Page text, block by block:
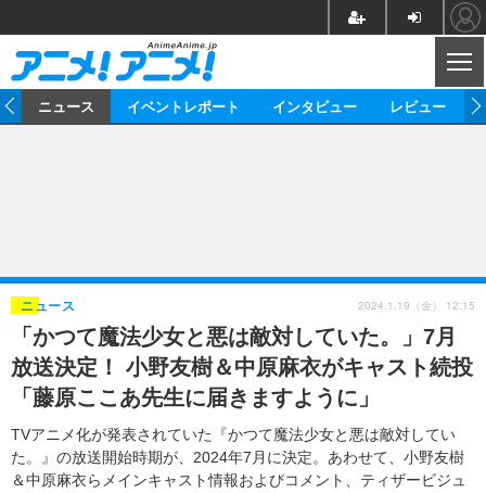
ゲーム グッズ
イベント 海外
海外イベント ビジネス
俳優・タレント アーティスト
ビジネス
アニメ 実写
書評 イベント
ゲーム 座談会
動画
アニメ 映画/ドラマ
アニメ！アニメ！TV ABEMA Cafe
連載・コラム
ニュース イベントレポート インタビュー レビュー
「かつて魔法少女と悪は敵対していた。」7月
放送決定！ 小野友樹＆中原麻衣がキャスト続投
「藤原ここあ先生に届きますように」
TVアニメ化が発表されていた『かつて魔法少女と悪は敵対してい
た。』の放送開始時期が、2024年7月に決定。あわせて、小野友樹
＆中原麻衣らメインキャスト情報およびコメント、ティザービジュ
ニュース 2024.1.19（金） 12:15